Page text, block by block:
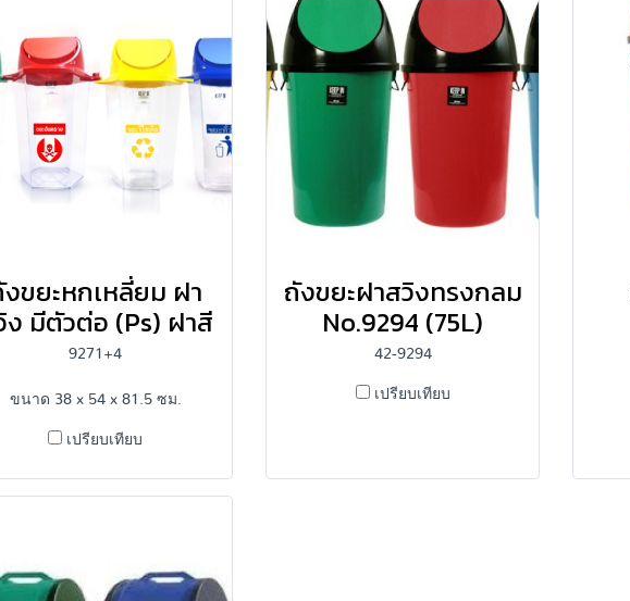
ขยะหกเหลี่ยม ฝา
ง มีตัวต่อ (Ps) ฝาสี
9271+4
ขนาด 38 x 54 x 81.5 ซม.
เปรียบเทียบ
ถังขยะฝาสวิงทรงกลม
No.9294 (75L)
42-9294
เปรียบเทียบ